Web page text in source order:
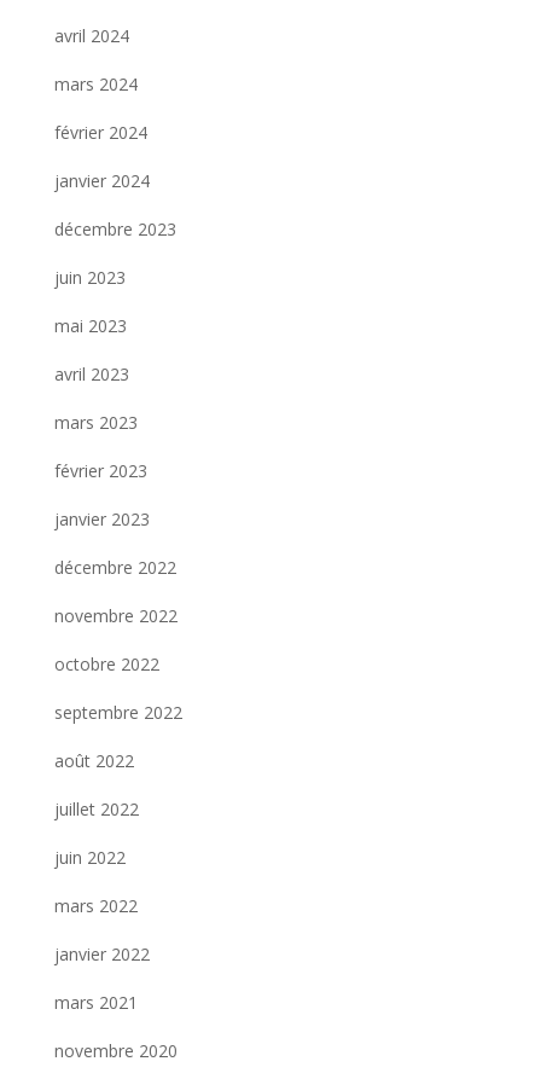
avril 2024
mars 2024
février 2024
janvier 2024
décembre 2023
juin 2023
mai 2023
avril 2023
mars 2023
février 2023
janvier 2023
décembre 2022
novembre 2022
octobre 2022
septembre 2022
août 2022
juillet 2022
juin 2022
mars 2022
janvier 2022
mars 2021
novembre 2020